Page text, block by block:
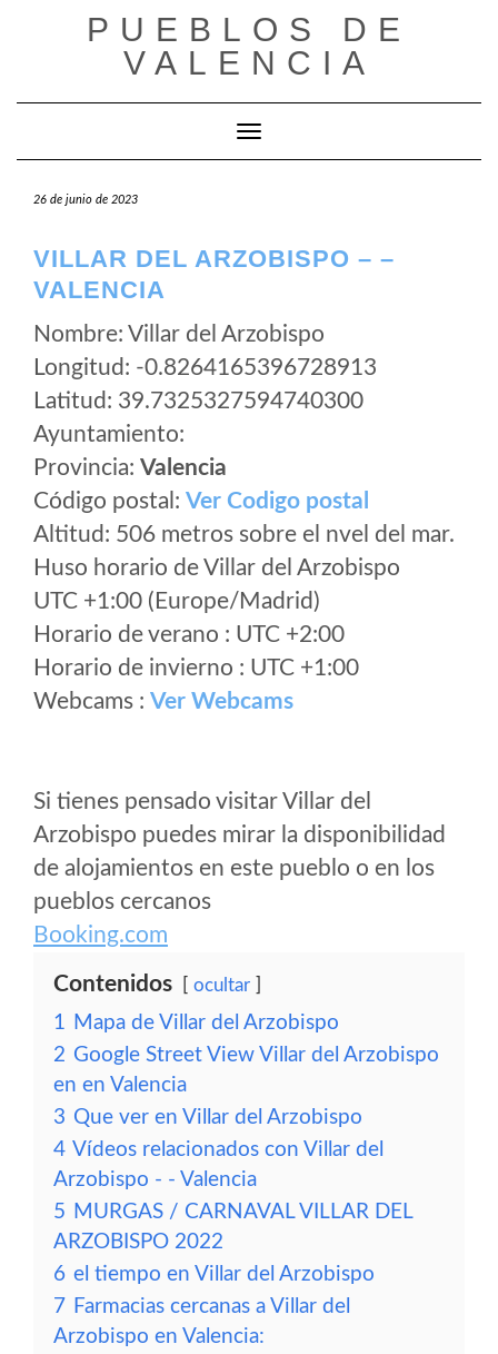
PUEBLOS DE
VALENCIA
Cambiar modo de navegación
26 de junio de 2023
VILLAR DEL ARZOBISPO – –
VALENCIA
Nombre: Villar del Arzobispo
Longitud: -0.8264165396728913
Latitud: 39.7325327594740300
Ayuntamiento:
Provincia: Valencia
Código postal: Ver Codigo postal
Altitud: 506 metros sobre el nvel del mar.
Huso horario de Villar del Arzobispo
UTC +1:00 (Europe/Madrid)
Horario de verano : UTC +2:00
Horario de invierno : UTC +1:00
Webcams : Ver Webcams
Si tienes pensado visitar Villar del
Arzobispo puedes mirar la disponibilidad
de alojamientos en este pueblo o en los
pueblos cercanos
Booking.com
Contenidos ocultar
1 Mapa de Villar del Arzobispo
2 Google Street View Villar del Arzobispo
en en Valencia
3 Que ver en Villar del Arzobispo
4 Vídeos relacionados con Villar del
Arzobispo - - Valencia
5 MURGAS / CARNAVAL VILLAR DEL
ARZOBISPO 2022
6 el tiempo en Villar del Arzobispo
7 Farmacias cercanas a Villar del
Arzobispo en Valencia: